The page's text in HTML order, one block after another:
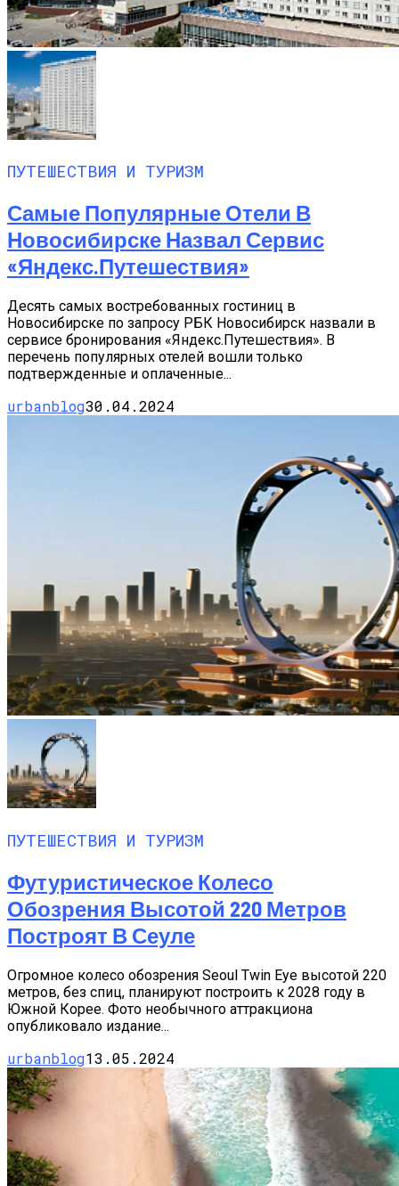
ПУТЕШЕСТВИЯ И ТУРИЗМ
Самые Популярные Отели В
Новосибирске Назвал Сервис
«Яндекс.Путешествия»
Десять самых востребованных гостиниц в
Новосибирске по запросу РБК Новосибирск назвали в
сервисе бронирования «Яндекс.Путешествия». В
перечень популярных отелей вошли только
подтвержденные и оплаченные...
urbanblog30.04.2024
ПУТЕШЕСТВИЯ И ТУРИЗМ
Футуристическое Колесо
Обозрения Высотой 220 Метров
Построят В Сеуле
Огромное колесо обозрения Seoul Twin Eye высотой 220
метров, без спиц, планируют построить к 2028 году в
Южной Корее. Фото необычного аттракциона
опубликовало издание...
urbanblog13.05.2024